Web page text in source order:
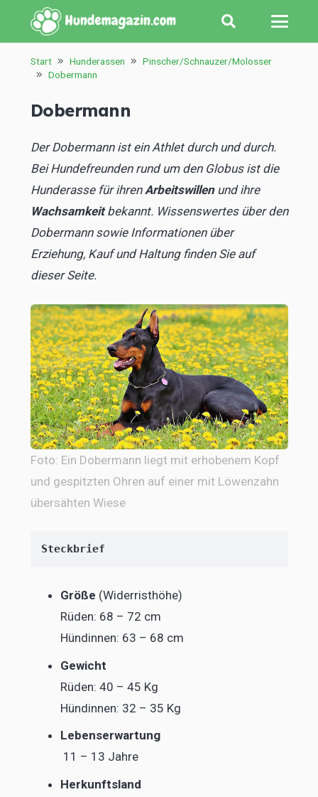
Start Hunderassen
Pinscher/Schnauzer/Molosser
Dobermann
Dobermann
Der Dobermann ist ein Athlet durch und durch.
Bei Hundefreunden rund um den Globus ist die
Hunderasse für ihrenArbeitswillen und ihre
Wachsamkeitbekannt. Wissenswertes über den
Dobermann sowie Informationen über
Erziehung, Kauf und Haltung finden Sie auf
dieser Seite.
Foto: Ein Dobermann liegt mit erhobenem Kopf
und gespitzten Ohren auf einer mit Löwenzahn
übersähten Wiese
Steckbrief
Größe (Widerristhöhe)
Rüden: 68 – 72 cm
Hündinnen: 63 – 68 cm
Gewicht
Rüden: 40 – 45 Kg
Hündinnen: 32 – 35 Kg
Lebenserwartung
11 – 13 Jahre
Herkunftsland